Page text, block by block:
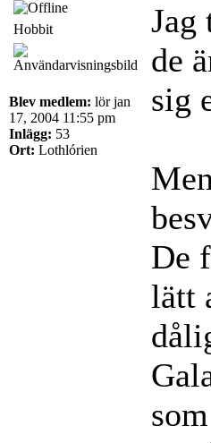
Hobbit
Blev medlem: lör jan
17, 2004 11:55 pm
Inlägg: 53
Ort: Lothlórien
Jag
de
sig
De
lätt